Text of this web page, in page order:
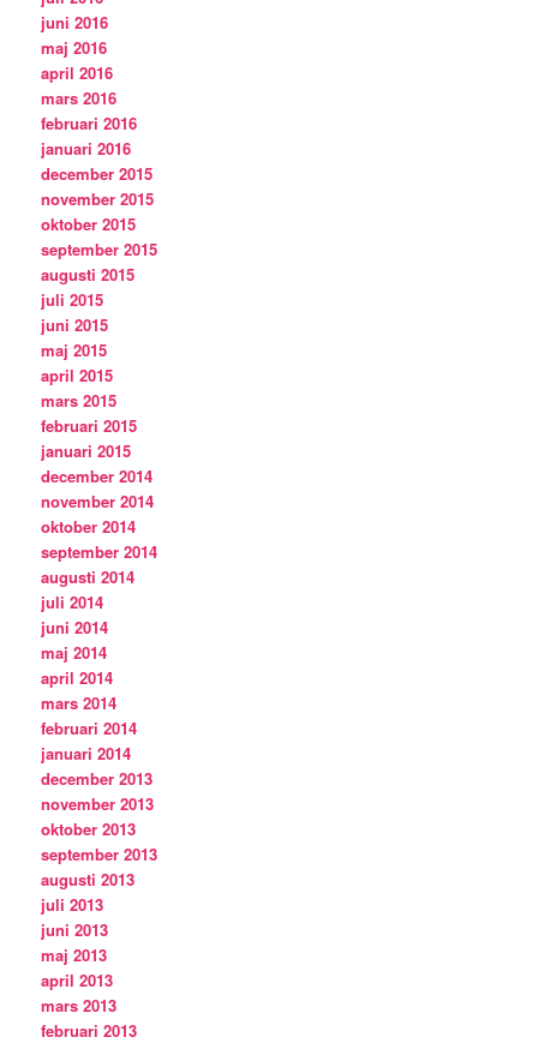
juni 2016
maj 2016
april 2016
mars 2016
februari 2016
januari 2016
december 2015
november 2015
oktober 2015
september 2015
augusti 2015
juli 2015
juni 2015
maj 2015
april 2015
mars 2015
februari 2015
januari 2015
december 2014
november 2014
oktober 2014
september 2014
augusti 2014
juli 2014
juni 2014
maj 2014
april 2014
mars 2014
februari 2014
januari 2014
december 2013
november 2013
oktober 2013
september 2013
augusti 2013
juli 2013
juni 2013
maj 2013
april 2013
mars 2013
februari 2013